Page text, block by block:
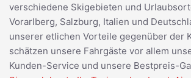
verschiedene Skigebieten und
Vorarlberg, Salzburg, Italien und
unserer etlichen Vorteile gegenüber der
schätzen unsere Fahrgäste vor allem
Kunden-Service und unsere Bestpreis-